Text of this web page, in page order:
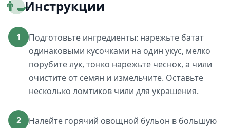
👨‍🍳Инструкции
1
Подготовьте ингредиенты: нарежьте батат
одинаковыми кусочками на один укус, мелко
порубите лук, тонко нарежьте чеснок, а чили
очистите от семян и измельчите. Оставьте
несколько ломтиков чили для украшения.
2
Налейте горячий овощной бульон в большую